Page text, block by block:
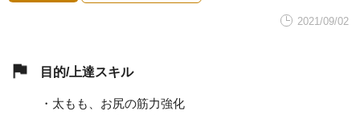
2021/09/02
目的/上達スキル
・太もも、お尻の筋力強化